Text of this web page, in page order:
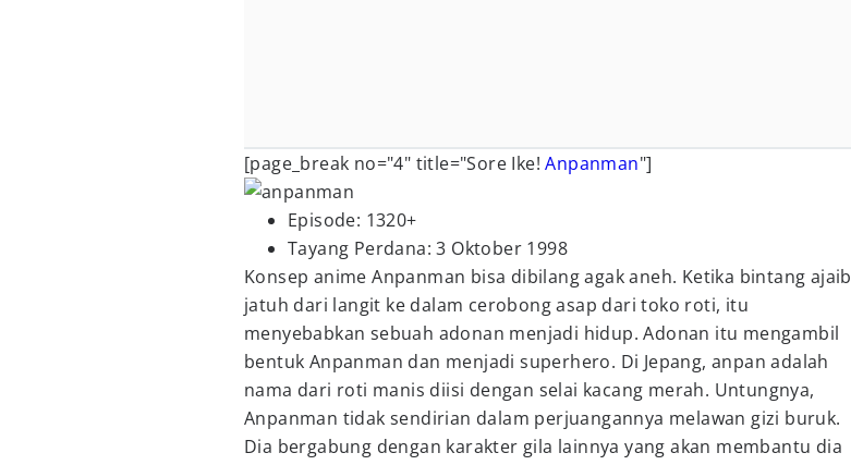
[page_break no="4" title="Sore Ike!Anpanman"]
Episode: 1320+
Tayang Perdana: 3 Oktober 1998
Konsep anime Anpanman bisa dibilang agak aneh. Ketika bintang ajaib
jatuh dari langit ke dalam cerobong asap dari toko roti, itu
menyebabkan sebuah adonan menjadi hidup. Adonan itu mengambil
bentuk Anpanman dan menjadi superhero. Di Jepang, anpan adalah
nama dari roti manis diisi dengan selai kacang merah. Untungnya,
Anpanman tidak sendirian dalam perjuangannya melawan gizi buruk.
Dia bergabung dengan karakter gila lainnya yang akan membantu dia